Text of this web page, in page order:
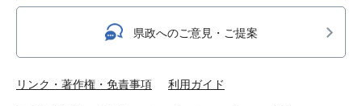
県政へのご意見・ご提案
リンク・著作権・免責事項 利用ガイド